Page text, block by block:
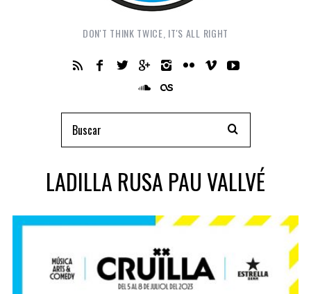
DON'T THINK TWICE, IT'S ALL RIGHT
LADILLA RUSA PAU VALLVÉ